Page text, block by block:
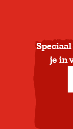
je in